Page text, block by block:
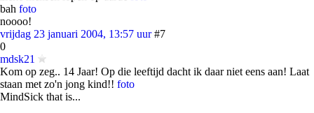
bah foto
noooo!
vrijdag 23 januari 2004, 13:57 uur #7
0
mdsk21
Kom op zeg.. 14 Jaar! Op die leeftijd dacht ik daar niet eens aan! Laat
staan met zo'n jong kind!! foto
MindSick that is...